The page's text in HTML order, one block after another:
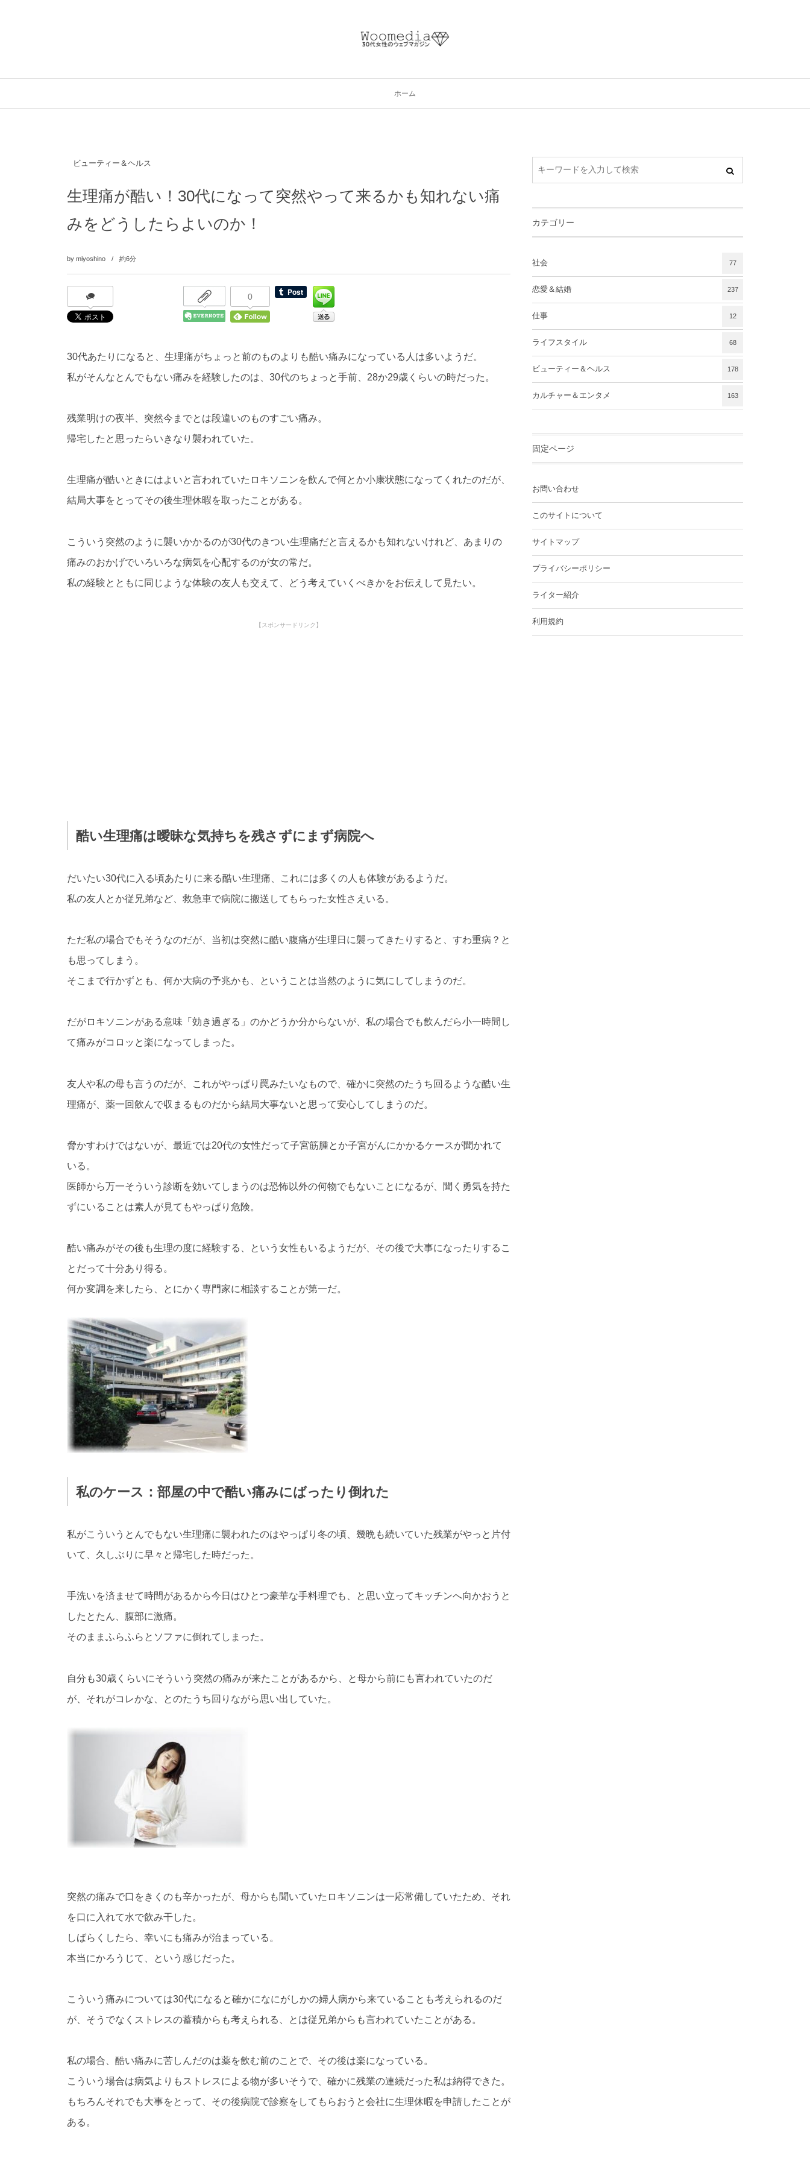
ホーム
ビューティー＆ヘルス
生理痛が酷い！30代になって突然やって来るかも知れない痛
みをどうしたらよいのか！
by miyoshino 約6分
0
30代あたりになると、生理痛がちょっと前のものよりも酷い痛みになっている人は多いようだ。
私がそんなとんでもない痛みを経験したのは、30代のちょっと手前、28か29歳くらいの時だった。
残業明けの夜半、突然今までとは段違いのものすごい痛み。
帰宅したと思ったらいきなり襲われていた。
生理痛が酷いときにはよいと言われていたロキソニンを飲んで何とか小康状態になってくれたのだが、
結局大事をとってその後生理休暇を取ったことがある。
こういう突然のように襲いかかるのが30代のきつい生理痛だと言えるかも知れないけれど、あまりの
痛みのおかげでいろいろな病気を心配するのが女の常だ。
私の経験とともに同じような体験の友人も交えて、どう考えていくべきかをお伝えして見たい。
【スポンサードリンク】
酷い生理痛は曖昧な気持ちを残さずにまず病院へ
だいたい30代に入る頃あたりに来る酷い生理痛、これには多くの人も体験があるようだ。
私の友人とか従兄弟など、救急車で病院に搬送してもらった女性さえいる。
ただ私の場合でもそうなのだが、当初は突然に酷い腹痛が生理日に襲ってきたりすると、すわ重病？と
も思ってしまう。
そこまで行かずとも、何か大病の予兆かも、ということは当然のように気にしてしまうのだ。
だがロキソニンがある意味「効き過ぎる」のかどうか分からないが、私の場合でも飲んだら小一時間し
て痛みがコロッと楽になってしまった。
友人や私の母も言うのだが、これがやっぱり罠みたいなもので、確かに突然のたうち回るような酷い生
理痛が、薬一回飲んで収まるものだから結局大事ないと思って安心してしまうのだ。
脅かすわけではないが、最近では20代の女性だって子宮筋腫とか子宮がんにかかるケースが聞かれて
いる。
医師から万一そういう診断を効いてしまうのは恐怖以外の何物でもないことになるが、聞く勇気を持た
ずにいることは素人が見てもやっぱり危険。
酷い痛みがその後も生理の度に経験する、という女性もいるようだが、その後で大事になったりするこ
とだって十分あり得る。
何か変調を来したら、とにかく専門家に相談することが第一だ。
私のケース：部屋の中で酷い痛みにばったり倒れた
私がこういうとんでもない生理痛に襲われたのはやっぱり冬の頃、幾晩も続いていた残業がやっと片付
いて、久しぶりに早々と帰宅した時だった。
手洗いを済ませて時間があるから今日はひとつ豪華な手料理でも、と思い立ってキッチンへ向かおうと
したとたん、腹部に激痛。
そのままふらふらとソファに倒れてしまった。
自分も30歳くらいにそういう突然の痛みが来たことがあるから、と母から前にも言われていたのだ
が、それがコレかな、とのたうち回りながら思い出していた。
突然の痛みで口をきくのも辛かったが、母からも聞いていたロキソニンは一応常備していたため、それ
を口に入れて水で飲み干した。
しばらくしたら、幸いにも痛みが治まっている。
本当にかろうじて、という感じだった。
こういう痛みについては30代になると確かになにがしかの婦人病から来ていることも考えられるのだ
が、そうでなくストレスの蓄積からも考えられる、とは従兄弟からも言われていたことがある。
私の場合、酷い痛みに苦しんだのは薬を飲む前のことで、その後は楽になっている。
こういう場合は病気よりもストレスによる物が多いそうで、確かに残業の連続だった私は納得できた。
もちろんそれでも大事をとって、その後病院で診察をしてもらおうと会社に生理休暇を申請したことが
ある。
カテゴリー
社会 77
恋愛＆結婚 237
仕事 12
ライフスタイル 68
ビューティー＆ヘルス 178
カルチャー＆エンタメ 163
固定ページ
お問い合わせ
このサイトについて
サイトマップ
プライバシーポリシー
ライター紹介
利用規約